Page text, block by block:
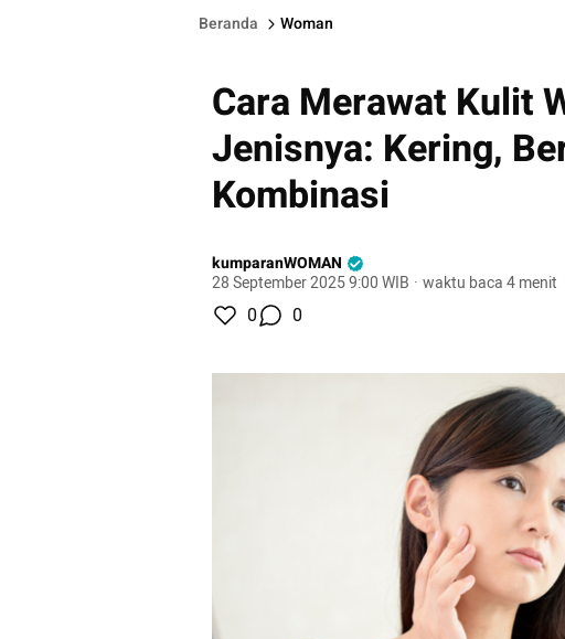
Beranda Woman
Cara Merawat Kulit
Jenisnya: Kering,
Kombinasi
kumparanWOMAN
28 September 2025 9:00 WIB · waktu baca 4 menit
0 0